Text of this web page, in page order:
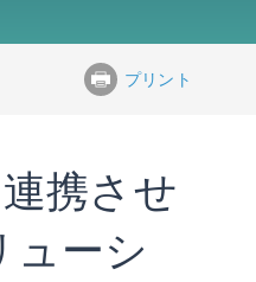
プリント
携させ
ーシ